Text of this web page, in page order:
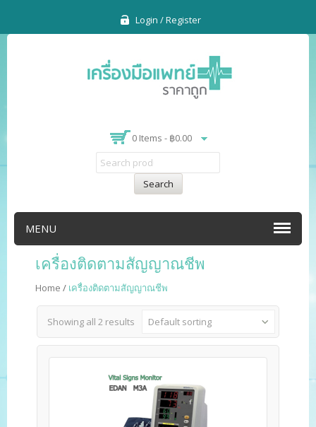
Login / Register
0 Items - ฿0.00
Search
MENU
เครื่องติดตามสัญญาณชีพ
Home / เครื่องติดตามสัญญาณชีพ
Showing all 2 results Default sorting